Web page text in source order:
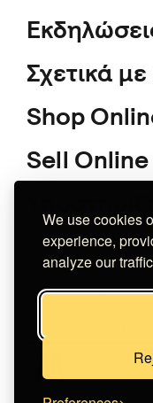
We use cookies
experience,
analyze our
Σχετικά
Shop
Sell Online